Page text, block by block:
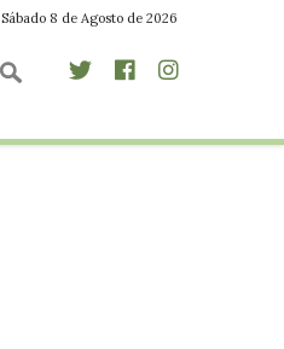
Sábado 8 de Agosto de 2026